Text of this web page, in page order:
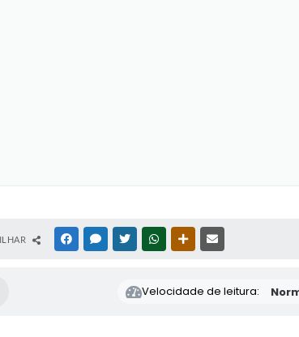
FACEBOOKMESSENGER
TWITTERWHATSAPPOUTRAS MÍDIAS
Velocidade de leitura: